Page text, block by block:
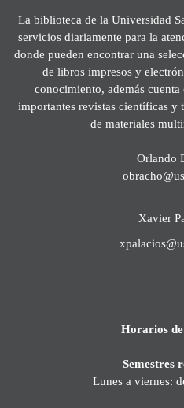
La biblioteca de la Universidad
servicios diariamente para la
donde pueden encontrar una
de libros impresos y
conocimiento, además
importantes revistas científicas y
de materiales
Orlando
Xavier
Horarios
Semestres
Lunes a viernes: